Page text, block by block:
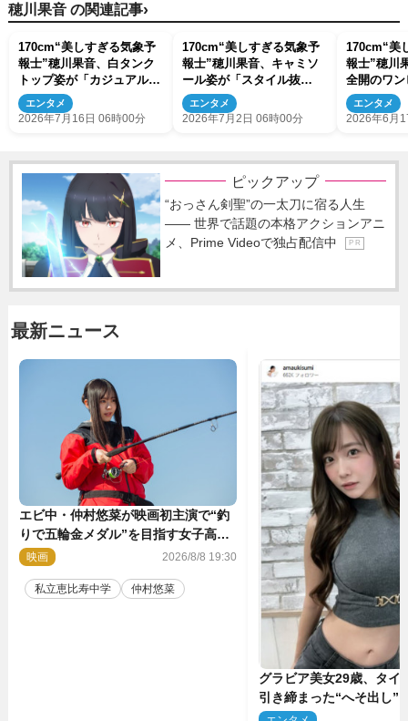
穂川果音 の関連記事›
170cm“美しすぎる気象予
報士”穂川果音、白タンク
トップ姿が「カジュアルな
のに高級感」「透明感すご
い」
エンタメ
2026年7月16日 06時00分
170cm“美しすぎる気象予
報士”穂川果音、キャミソ
ール姿が「スタイル抜
群」 お天気キャスター総
選挙9位に
エンタメ
2026年7月2日 06時00分
170cm“美
報士”穂川
全開のワ
福すぎる
群」
エンタメ
2026年6月
ピックアップ
“おっさん剣聖”の一太刀に宿る人生
―― 世界で話題の本格アクションアニ
メ、Prime Videoで独占配信中
P R
最新ニュース
エビ中・仲村悠菜が映画初主演で“釣
りで五輪金メダル”を目指す女子高生
に！ 映画『つりこまち』今秋公開
映画 2026/8/8 19:30
私立恵比寿中学 仲村悠菜
グラビア美女29歳、タイ
引き締まった“へそ出し”
「可愛い過ぎる」